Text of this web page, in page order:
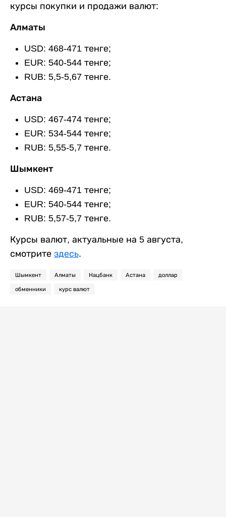
курсы покупки и продажи валют:
Алматы
USD: 468-471 тенге;
EUR: 540-544 тенге;
RUB: 5,5-5,67 тенге.
Астана
USD: 467-474 тенге;
EUR: 534-544 тенге;
RUB: 5,55-5,7 тенге.
Шымкент
USD: 469-471 тенге;
EUR: 540-544 тенге;
RUB: 5,57-5,7 тенге.
Курсы валют, актуальные на 5 августа,
смотрите здесь.
Шымкент Алматы Нацбанк Астана доллар
обменники курс валют